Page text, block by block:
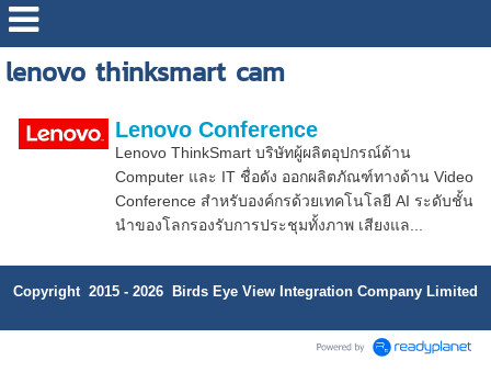
lenovo thinksmart cam
Lenovo Conference
Lenovo ThinkSmart บริษัทผู้ผลิตอุปกรณ์ด้าน
Computer และ IT ชื่อดัง ออกผลิตภัณฑ์ทางด้าน Video
Conference สำหรับองค์กรด้วยเทคโนโลยี AI ระดับชั้น
นำของโลกรองรับการประชุมทั้งภาพ เสียงแล...
Copyright 2015 - 2026 Birds Eye View Integration Company Limited